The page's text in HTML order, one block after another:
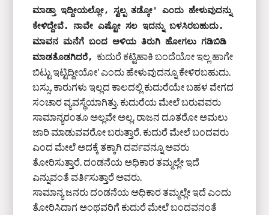
ಮಾಡ್ತಾ ಇದ್ದೀಯಲ್ಲೋ, ಸ್ವಲ್ಪ ತಡ್ಕೋ' ಎಂದು ಹೇಳುವುದನ್ನು
ಕೇಳಿದ್ದೇವೆ. ನಾವೇ ಎಷ್ಟೋ ಸಲ ಇದನ್ನು ಬಳಸಿರಬಹುದು.
ಮಾವನ ಮನೆಗೆ ಬಂದ ಅಳಿಯ ತಿರುಗಿ ಹೋಗಲು ಗಡಿಬಿಡಿ
ಮಾಡತೊಡಗಿದರೆ,
ಕುದುರೆ ಕಟ್ಟಿಹಾಕಿ ಬಂದೆಯೋ ಇಲ್ಲ ಹಾಗೇ
ಬಿಟ್ಟು ಇಟ್ಟಿದ್ದೀಯೋ’ ಎಂದು ಹೇಳುವುದನ್ನೂ ಕೇಳಿರಬಹುದು.
ಬಸ್ಸು, ಕಾರುಗಳು ಇಲ್ಲದ ಕಾಲದಲ್ಲಿ ಕುದುರೆಯೇ ಬಹಳ ವೇಗದ
ಸಂಚಾರ ವ್ಯವಸ್ಥೆಯಾಗಿತ್ತು. ಕುದುರೆಯ ಮೇಲೆ ಬರುವವರು
ಸಾಮಾನ್ಯರಂತೂ ಅಲ್ಲವೇ ಅಲ್ಲ. ರಾಜನ ದೂತರೋ ಅಮಲು
ಜಾರಿ ಮಾಡುವವರೋ ಬರುತ್ತಾರೆ. ಕುದುರೆ ಮೇಲೆ ಬಂದವರು
ಎಂದ ಮೇಲೆ ಅದಕ್ಕೆ ತಕ್ಕಾಗಿ ದರ್ಪವನ್ನೂ ಅವರು
ತೋರಿಸುತ್ತಾರೆ. ದಂಡನೆಯ ಅಧಿಕಾರ ತಮ್ಮಲ್ಲೇ ಇದೆ
ಎನ್ನುವಂತೆ ವರ್ತಿಸುತ್ತಾರೆ ಅವರು.
ಸಾಮಾನ್ಯ ಜನರು ದಂಡನೆಯ ಅಧಿಕಾರ ತಮ್ಮಲ್ಲೇ ಇದೆ ಎಂದು
ತೋರಿಸಿದಾಗ ಅಂಥವರಿಗೆ ಕುದುರೆ ಮೇಲೆ ಬಂದವನಂತೆ